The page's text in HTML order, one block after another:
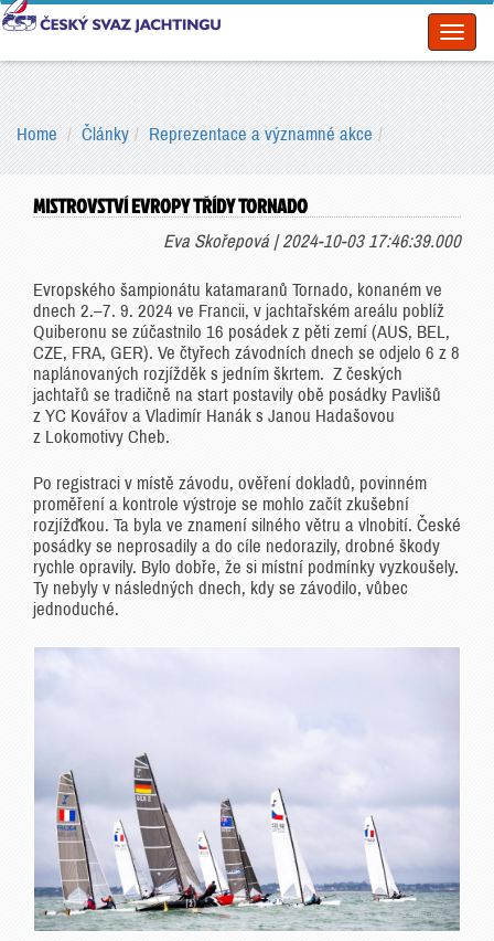
Home Články Reprezentace a významné akce
MISTROVSTVÍ EVROPY TŘÍDY TORNADO
Eva Skořepová | 2024-10-03 17:46:39.000
Evropského šampionátu katamaranů Tornado, konaném ve
dnech 2.–7. 9. 2024 ve Francii, v jachtařském areálu poblíž
Quiberonu se zúčastnilo 16 posádek z pěti zemí (AUS, BEL,
CZE, FRA, GER). Ve čtyřech závodních dnech se odjelo 6 z 8
naplánovaných rozjížděk s jedním škrtem. Z českých
jachtařů se tradičně na start postavily obě posádky Pavlišů
z YC Kovářov a Vladimír Hanák s Janou Hadašovou
z Lokomotivy Cheb.
Po registraci v místě závodu, ověření dokladů, povinném
proměření a kontrole výstroje se mohlo začít zkušební
rozjížďkou. Ta byla ve znamení silného větru a vlnobití. České
posádky se neprosadily a do cíle nedorazily, drobné škody
rychle opravily. Bylo dobře, že si místní podmínky vyzkoušely.
Ty nebyly v následných dnech, kdy se závodilo, vůbec
jednoduché.